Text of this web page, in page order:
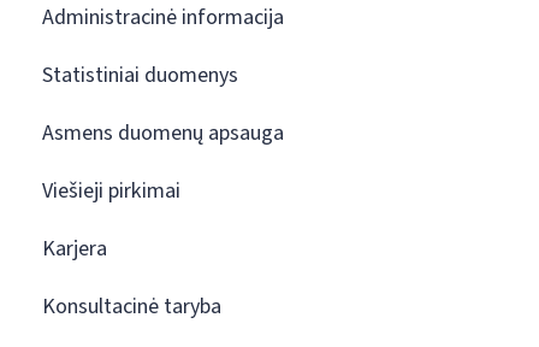
Administracinė informacija
Statistiniai duomenys
Asmens duomenų apsauga
Viešieji pirkimai
Karjera
Konsultacinė taryba